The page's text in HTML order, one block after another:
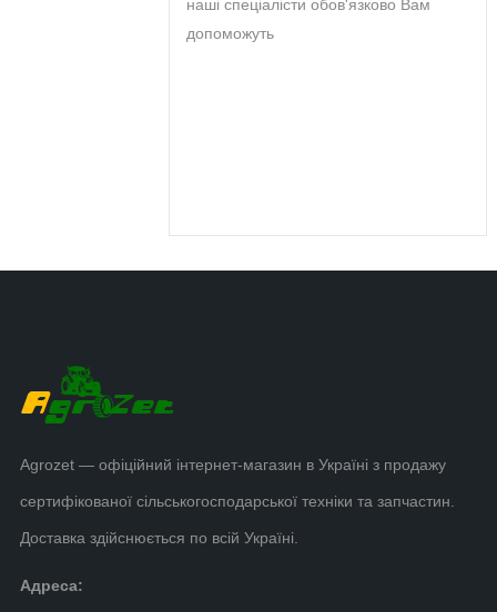
наші спеціалісти обов'язково Вам
допоможуть
Agrozet — офіційний інтернет-магазин в Україні з продажу
сертифікованої сільськогосподарської техніки та запчастин.
Доставка здійснюється по всій Україні.
Адреса: